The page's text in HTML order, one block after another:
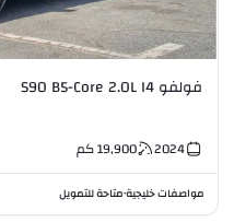
فولفو S90 B5-Core 2.0L I4
2024
19,900كم
مواصفات خليجية•متاحة للتمويل